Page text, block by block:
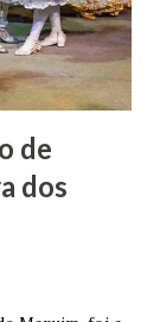
em 1862 e
A Igreja
de
dos